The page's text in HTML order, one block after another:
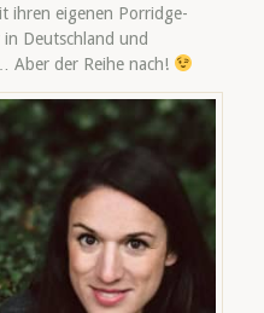
ihren eigenen Porridge-
Deutschland und
Aber der Reihe nach!